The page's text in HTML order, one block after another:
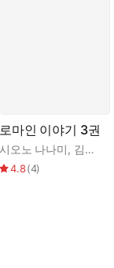
로마인 이야기 3권
시오노 나나미, 김석희
4.8(4)